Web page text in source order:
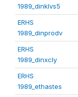
1989_dinklvs5
ERHS
1989_dinprodv
ERHS
1989_dinxcly
ERHS
1989_ethastes